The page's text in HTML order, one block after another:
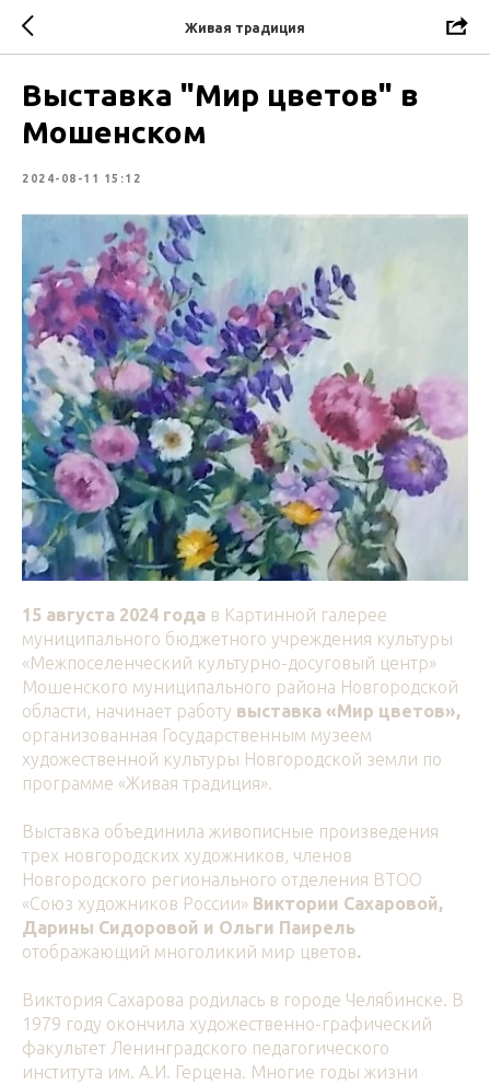
Живая традиция
Выставка "Мир цветов" в
Мошенском
2024-08-11 15:12
15 августа 2024 года в Картинной галерее
муниципального бюджетного учреждения культуры
«Межпоселенческий культурно-досуговый центр»
Мошенского муниципального района Новгородской
области, начинает работу выставка «Мир цветов»,
организованная Государственным музеем
художественной культуры Новгородской земли по
программе «Живая традиция».
Выставка объединила живописные произведения
трех новгородских художников, членов
Новгородского регионального отделения ВТОО
«Союз художников России» Виктории Сахаровой,
Дарины Сидоровой и Ольги Паирель
отображающий многоликий мир цветов.
Виктория Сахарова родилась в городе Челябинске. В
1979 году окончила художественно-графический
факультет Ленинградского педагогического
института им. А.И. Герцена. Многие годы жизни